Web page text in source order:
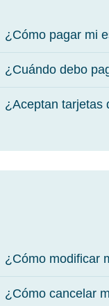
¿Cómo pagar mi
¿Cuándo debo
¿Aceptan tarjetas
¿Cómo modificar
¿Cómo cancelar